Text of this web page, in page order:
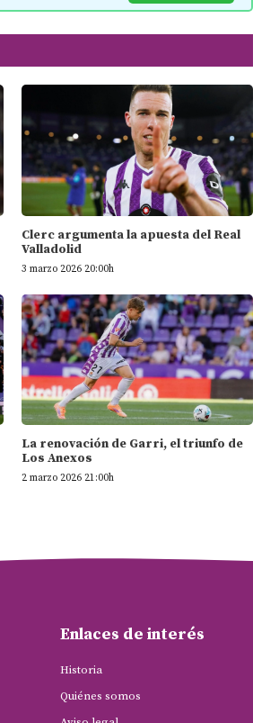
Clerc argumenta la apuesta del Real
Valladolid
3 marzo 2026 20:00h
La renovación de Garri, el triunfo de
Los Anexos
2 marzo 2026 21:00h
Enlaces de interés
Historia
Quiénes somos